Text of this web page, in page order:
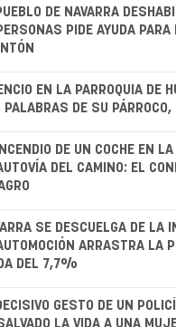
DE NAVARRA
PIDE AYUDA PARA
EN LA PARROQUIA DE
PALABRAS DE SU PÁRROCO,
DE UN COCHE EN
DEL CAMINO: EL
SE DESCUELGA DE LA
ARRASTRA LA
DEL 7,7%
GESTO DE UN
LA VIDA A UNA